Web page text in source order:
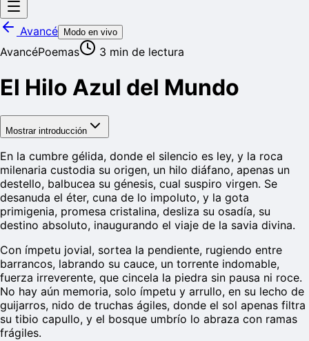
Avancé Modo en vivo
AvancéPoemas 3 min de lectura
El Hilo Azul del Mundo
Mostrar introducción
En la cumbre gélida, donde el silencio es ley, y la roca
milenaria custodia su origen, un hilo diáfano, apenas un
destello, balbucea su génesis, cual suspiro virgen. Se
desanuda el éter, cuna de lo impoluto, y la gota
primigenia, promesa cristalina, desliza su osadía, su
destino absoluto, inaugurando el viaje de la savia divina.
Con ímpetu jovial, sortea la pendiente, rugiendo entre
barrancos, labrando su cauce, un torrente indomable,
fuerza irreverente, que cincela la piedra sin pausa ni roce.
No hay aún memoria, solo ímpetu y arrullo, en su lecho de
guijarros, nido de truchas ágiles, donde el sol apenas filtra
su tibio capullo, y el bosque umbrío lo abraza con ramas
frágiles.